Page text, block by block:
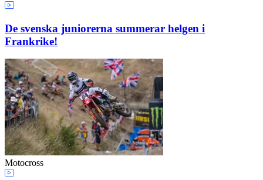
De svenska juniorerna summerar helgen i
Frankrike!
Motocross